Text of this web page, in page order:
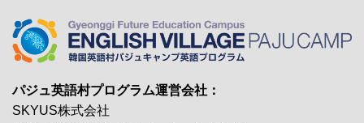
パジュ英語村プログラム運営会社：
SKYUS株式会社